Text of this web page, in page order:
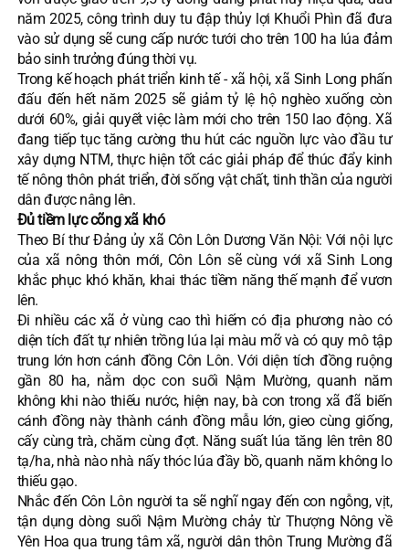
năm 2025, công trình duy tu đập thủy lợi Khuổi Phìn đã đưa
vào sử dụng sẽ cung cấp nước tưới cho trên 100 ha lúa đảm
bảo sinh trưởng đúng thời vụ.
Trong kế hoạch phát triển kinh tế - xã hội, xã Sinh Long phấn
đấu đến hết năm 2025 sẽ giảm tỷ lệ hộ nghèo xuống còn
dưới 60%, giải quyết việc làm mới cho trên 150 lao động. Xã
đang tiếp tục tăng cường thu hút các nguồn lực vào đầu tư
xây dựng NTM, thực hiện tốt các giải pháp để thúc đẩy kinh
tế nông thôn phát triển, đời sống vật chất, tinh thần của người
dân được nâng lên.
Đủ tiềm lực cõng xã khó
Theo Bí thư Đảng ủy xã Côn Lôn Dương Văn Nội: Với nội lực
của xã nông thôn mới, Côn Lôn sẽ cùng với xã Sinh Long
khắc phục khó khăn, khai thác tiềm năng thế mạnh để vươn
lên.
Đi nhiều các xã ở vùng cao thì hiếm có địa phương nào có
diện tích đất tự nhiên trồng lúa lại màu mỡ và có quy mô tập
trung lớn hơn cánh đồng Côn Lôn. Với diện tích đồng ruộng
gần 80 ha, nằm dọc con suối Nậm Mường, quanh năm
không khi nào thiếu nước, hiện nay, bà con trong xã đã biến
cánh đồng này thành cánh đồng mẫu lớn, gieo cùng giống,
cấy cùng trà, chăm cùng đợt. Năng suất lúa tăng lên trên 80
tạ/ha, nhà nào nhà nấy thóc lúa đầy bồ, quanh năm không lo
thiếu gạo.
Nhắc đến Côn Lôn người ta sẽ nghĩ ngay đến con ngỗng, vịt,
tận dụng dòng suối Nậm Mường chảy từ Thượng Nông về
Yên Hoa qua trung tâm xã, người dân thôn Trung Mường đã